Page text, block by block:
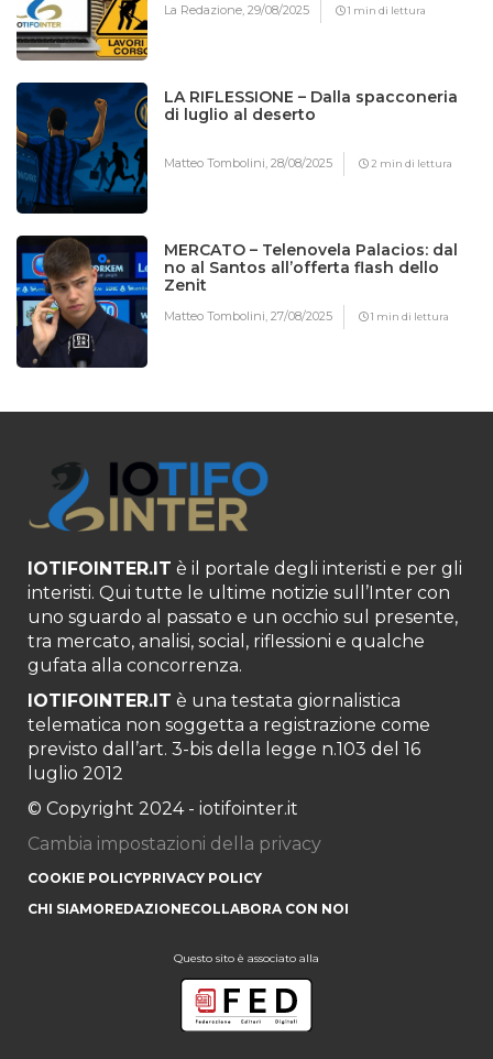
La Redazione,29/08/2025 1 min di lettura
LA RIFLESSIONE – Dalla spacconeria
di luglio al deserto
Matteo Tombolini,28/08/2025 2 min di lettura
MERCATO – Telenovela Palacios: dal
no al Santos all’offerta flash dello
Zenit
Matteo Tombolini,27/08/2025 1 min di lettura
IOTIFOINTER.IT è il portale degli interisti e per gli
interisti. Qui tutte le ultime notizie sull’Inter con
uno sguardo al passato e un occhio sul presente,
tra mercato, analisi, social, riflessioni e qualche
gufata alla concorrenza.
IOTIFOINTER.IT è una testata giornalistica
telematica non soggetta a registrazione come
previsto dall’art. 3-bis della legge n.103 del 16
luglio 2012
© Copyright 2024 - iotifointer.it
Cambia impostazioni della privacy
COOKIE POLICYPRIVACY POLICY
CHI SIAMOREDAZIONECOLLABORA CON NOI
Questo sito è associato alla